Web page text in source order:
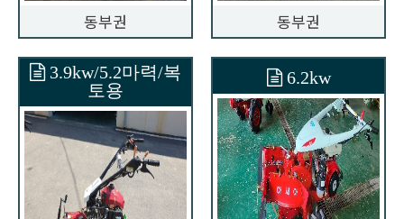
동부권 동부권
3.9kw/5.2마력/복
토용
6.2kw